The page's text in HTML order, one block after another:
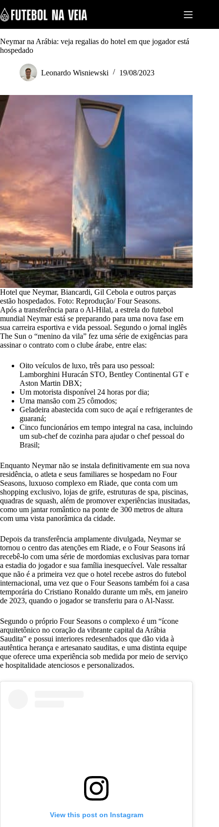
k
i
p
t
o
Neymar na Arábia: veja regalias do hotel em que jogador está
hospedado
Leonardo Wisniewski 19/08/2023
Hotel que Neymar, Biancardi, Gil Cebola e outros parças
estão hospedados. Foto: Reprodução/ Four Seasons.
Após a transferência para o Al-Hilal, a estrela do futebol
mundial Neymarestá se preparando para uma nova fase em
sua carreira esportiva e vida pessoal. Segundo o jornal inglês
The Sun o “menino da vila” fez uma série de exigências para
assinar o contrato com o clube árabe, entre elas:
Oito veículos de luxo, três para uso pessoal:
Lamborghini Huracán STO, Bentley Continental GT e
Aston Martin DBX;
Um motorista disponível 24 horas por dia;
Uma mansão com 25 cômodos;
Geladeira abastecida com suco de açaí e refrigerantes de
guaraná;
Cinco funcionários em tempo integral na casa, incluindo
um sub-chef de cozinha para ajudar o chef pessoal do
Brasil;
Enquanto Neymarnão se instala definitivamente em sua nova
residência, o atleta e seus familiares se hospedam no Four
Seasons, luxuoso complexo em Riade, que conta com um
shopping exclusivo, lojas de grife, estruturas de spa, piscinas,
quadras de squash, além de promover experiências inusitadas,
como um jantar romântico na ponte de 300 metros de altura
com uma vista panorâmica da cidade.
Depois da transferência amplamente divulgada, Neymar se
tornou o centro das atenções em Riade, e o Four Seasons irá
recebê-lo com uma série de mordomias exclusivas para tornar
a estadia do jogador e sua família inesquecível. Vale ressaltar
que não é a primeira vez que o hotel recebe astros do futebol
internacional, uma vez que o Four Seasons também foi a casa
temporária do Cristiano Ronaldo durante um mês, em janeiro
de 2023, quando o jogador se transferiu para o Al-Nassr.
Segundo o próprio Four Seasons o complexo é um “ícone
arquitetônico no coração da vibrante capital da Arábia
Saudita” e possui interiores redesenhados que dão vida à
autêntica herança e artesanato sauditas, e uma distinta equipe
que oferece uma experiência sob medida por meio de serviço
e hospitalidade atenciosos e personalizados.
View this post on Instagram